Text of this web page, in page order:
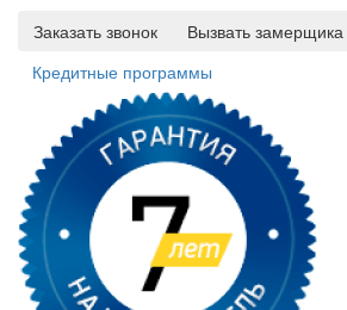
Заказать звонок
Вызвать замерщика
Кредитные программы